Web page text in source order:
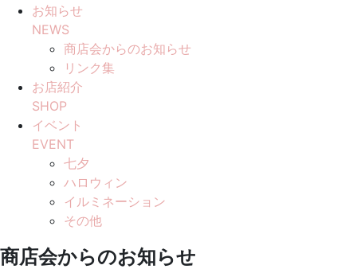
お知らせ
NEWS
商店会からのお知らせ
リンク集
お店紹介
SHOP
イベント
EVENT
七夕
ハロウィン
イルミネーション
その他
商店会からのお知らせ